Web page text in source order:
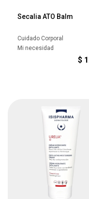
Secalia ATO Balm
Cuidado Corporal
Mi necesidad
$